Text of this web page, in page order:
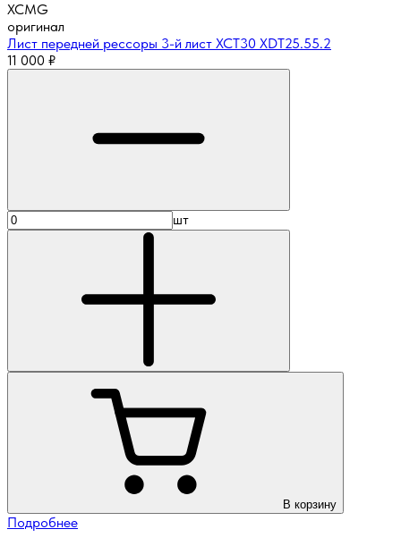
XCMG
оригинал
Лист передней рессоры 3-й лист XCT30 XDT25.55.2
11 000 ₽
шт
В корзину
Подробнее